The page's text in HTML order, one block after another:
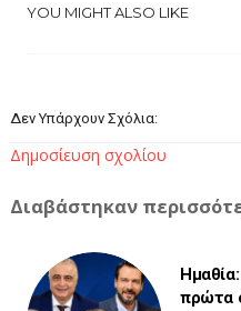
YOU MIGHT ALSO LIKE
Δεν Υπάρχουν Σχόλια:
Δημοσίευση σχολίου
Διαβάστηκαν
πρώτα